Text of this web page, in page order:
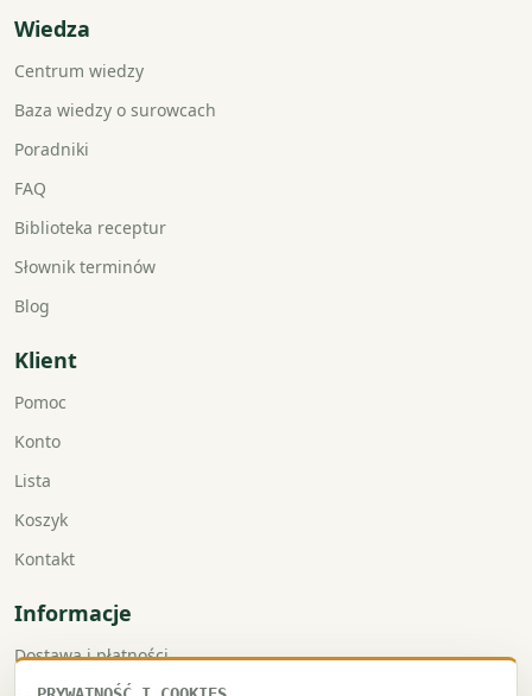
Wiedza
Centrum wiedzy
Baza wiedzy o surowcach
Poradniki
FAQ
Biblioteka receptur
Słownik terminów
Blog
Klient
Pomoc
Konto
Lista
Koszyk
Kontakt
Informacje
Dostawa i płatności